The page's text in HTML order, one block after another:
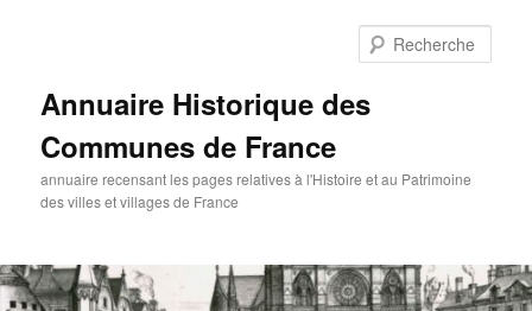
Annuaire Historique des
Communes de France
annuaire recensant les pages relatives à l'Histoire et au Patrimoine
des villes et villages de France